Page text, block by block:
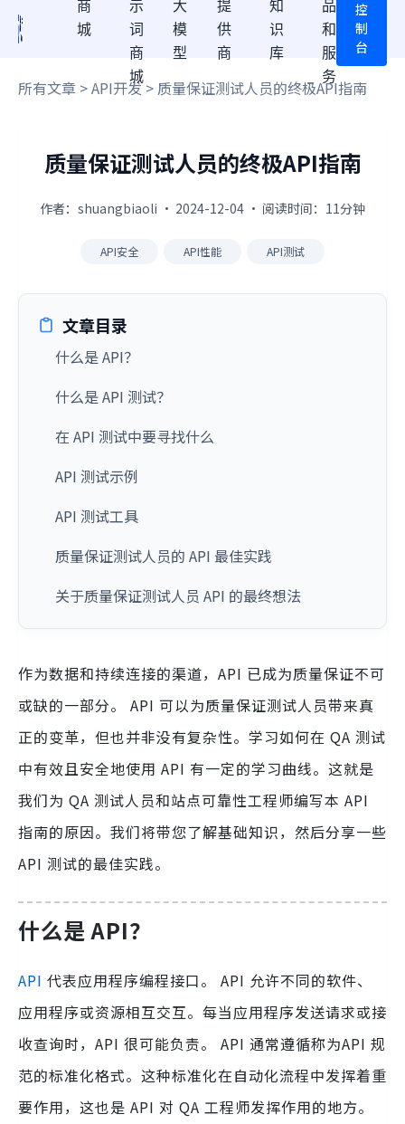
商
城
示
词
商
城
大
模
型
提
供
商
知
识
库
品
和
服
务
控
制
台
所有文章 >API开发> 质量保证测试人员的终极API指南
质量保证测试人员的终极API指南
作者：shuangbiaoli · 2024-12-04 · 阅读时间：11分钟
API安全 API性能 API测试
文章目录
什么是 API？
什么是 API 测试？
在 API 测试中要寻找什么
API 测试示例
API 测试工具
质量保证测试人员的 API 最佳实践
关于质量保证测试人员 API 的最终想法
作为数据和持续连接的渠道，API 已成为质量保证不可
或缺的一部分。 API 可以为质量保证测试人员带来真
正的变革，但也并非没有复杂性。学习如何在 QA 测试
中有效且安全地使用 API 有一定的学习曲线。这就是
我们为 QA 测试人员和站点可靠性工程师编写本 API
指南的原因。我们将带您了解基础知识，然后分享一些
API 测试的最佳实践。
什么是 API？
API 代表应用程序编程接口。 API 允许不同的软件、
应用程序或资源相互交互。每当应用程序发送请求或接
收查询时，API 很可能负责。 API 通常遵循称为API 规
范的标准化格式。这种标准化在自动化流程中发挥着重
要作用，这也是 API 对 QA 工程师发挥作用的地方。